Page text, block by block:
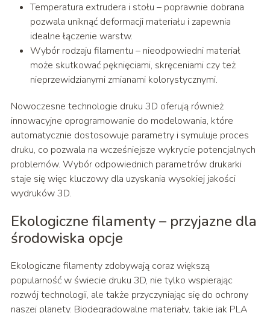
Temperatura extrudera i stołu – poprawnie dobrana
pozwala uniknąć deformacji materiału i zapewnia
idealne łączenie warstw.
Wybór rodzaju filamentu – nieodpowiedni materiał
może skutkować pęknięciami, skręceniami czy też
nieprzewidzianymi zmianami kolorystycznymi.
Nowoczesne technologie druku 3D oferują również
innowacyjne oprogramowanie do modelowania, które
automatycznie dostosowuje parametry i symuluje proces
druku, co pozwala na wcześniejsze wykrycie potencjalnych
problemów. Wybór odpowiednich parametrów drukarki
staje się więc kluczowy dla uzyskania wysokiej jakości
wydruków 3D.
Ekologiczne filamenty – przyjazne dla
środowiska opcje
Ekologiczne filamenty zdobywają coraz większą
popularność w świecie druku 3D, nie tylko wspierając
rozwój technologii, ale także przyczyniając się do ochrony
naszej planety. Biodegradowalne materiały, takie jak PLA